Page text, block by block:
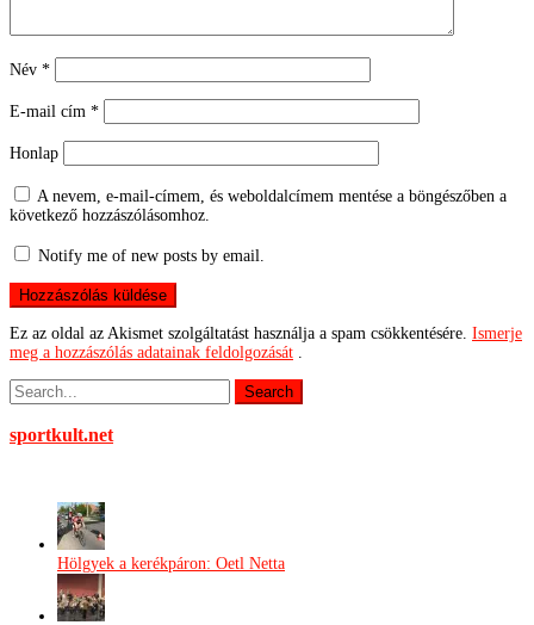
Név *
E-mail cím *
Honlap
A nevem, e-mail-címem, és weboldalcímem mentése a böngészőben a
következő hozzászólásomhoz.
Notify me of new posts by email.
Ez az oldal az Akismet szolgáltatást használja a spam csökkentésére. Ismerje
meg a hozzászólás adatainak feldolgozását
sportkult.net
Hölgyek a kerékpáron: Oetl Netta